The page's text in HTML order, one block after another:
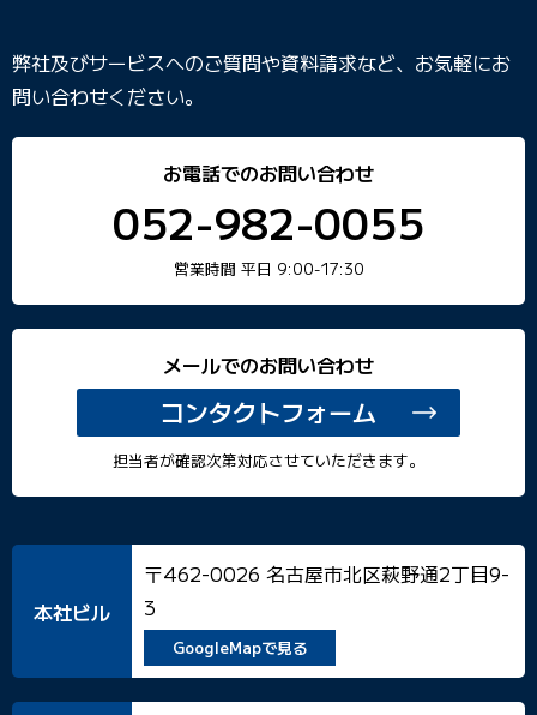
弊社及びサービスへのご質問や資料請求など、お気軽にお
問い合わせください。
お電話でのお問い合わせ
052-982-0055
営業時間 平日 9:00-17:30
メールでのお問い合わせ
コンタクトフォーム
担当者が確認次第対応させていただきます。
本社ビル
〒462-0026 名古屋市北区萩野通2丁目9-
3
GoogleMapで見る